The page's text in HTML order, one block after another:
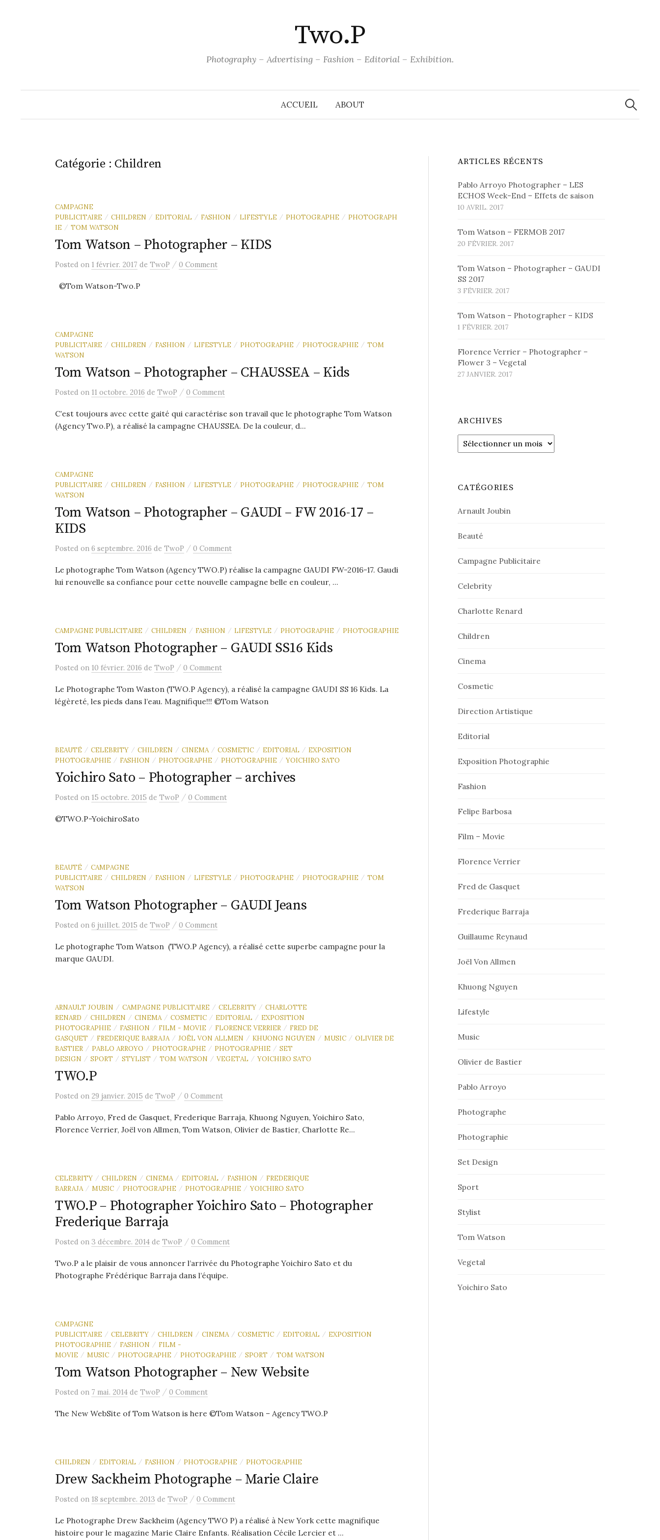
Two.P
Photography – Advertising – Fashion – Editorial – Exhibition.
ACCUEIL ABOUT
Catégorie : Children
CAMPAGNE
PUBLICITAIRE / CHILDREN / EDITORIAL / FASHION / LIFESTYLE / PHOTOGRAPHE / PHOTOGRAPH
IE / TOM WATSON
Tom Watson – Photographer – KIDS
Posted on 1 février. 2017 de TwoP / 0 Comment
©Tom Watson-Two.P
CAMPAGNE
PUBLICITAIRE / CHILDREN / FASHION / LIFESTYLE / PHOTOGRAPHE / PHOTOGRAPHIE / TOM
WATSON
Tom Watson – Photographer – CHAUSSEA – Kids
Posted on 11 octobre. 2016 de TwoP / 0 Comment
C’est toujours avec cette gaité qui caractérise son travail que le photographe Tom Watson
(Agency Two.P), a réalisé la campagne CHAUSSEA. De la couleur, d...
CAMPAGNE
PUBLICITAIRE / CHILDREN / FASHION / LIFESTYLE / PHOTOGRAPHE / PHOTOGRAPHIE / TOM
WATSON
Tom Watson – Photographer – GAUDI – FW 2016-17 –
KIDS
Posted on 6 septembre. 2016 de TwoP / 0 Comment
Le photographe Tom Watson (Agency TWO.P) réalise la campagne GAUDI FW-2016-17. Gaudi
lui renouvelle sa confiance pour cette nouvelle campagne belle en couleur, ...
CAMPAGNE PUBLICITAIRE / CHILDREN / FASHION / LIFESTYLE / PHOTOGRAPHE / PHOTOGRAPHIE
Tom Watson Photographer – GAUDI SS16 Kids
Posted on 10 février. 2016 de TwoP / 0 Comment
Le Photographe Tom Waston (TWO.P Agency), a réalisé la campagne GAUDI SS 16 Kids. La
légèreté, les pieds dans l’eau. Magnifique!!! ©Tom Watson
BEAUTÉ / CELEBRITY / CHILDREN / CINEMA / COSMETIC / EDITORIAL / EXPOSITION
PHOTOGRAPHIE / FASHION / PHOTOGRAPHE / PHOTOGRAPHIE / YOICHIRO SATO
Yoichiro Sato – Photographer – archives
Posted on 15 octobre. 2015 de TwoP / 0 Comment
©TWO.P-YoichiroSato
BEAUTÉ / CAMPAGNE
PUBLICITAIRE / CHILDREN / FASHION / LIFESTYLE / PHOTOGRAPHE / PHOTOGRAPHIE / TOM
WATSON
Tom Watson Photographer – GAUDI Jeans
Posted on 6 juillet. 2015 de TwoP / 0 Comment
Le photographe Tom Watson (TWO.P Agency), a réalisé cette superbe campagne pour la
marque GAUDI.
ARNAULT JOUBIN / CAMPAGNE PUBLICITAIRE / CELEBRITY / CHARLOTTE
RENARD / CHILDREN / CINEMA / COSMETIC / EDITORIAL / EXPOSITION
PHOTOGRAPHIE / FASHION / FILM - MOVIE / FLORENCE VERRIER / FRED DE
GASQUET / FREDERIQUE BARRAJA / JOËL VON ALLMEN / KHUONG NGUYEN / MUSIC / OLIVIER DE
BASTIER / PABLO ARROYO / PHOTOGRAPHE / PHOTOGRAPHIE / SET
DESIGN / SPORT / STYLIST / TOM WATSON / VEGETAL / YOICHIRO SATO
TWO.P
Posted on 29 janvier. 2015 de TwoP / 0 Comment
Pablo Arroyo, Fred de Gasquet, Frederique Barraja, Khuong Nguyen, Yoichiro Sato,
Florence Verrier, Joël von Allmen, Tom Watson, Olivier de Bastier, Charlotte Re...
CELEBRITY / CHILDREN / CINEMA / EDITORIAL / FASHION / FREDERIQUE
BARRAJA / MUSIC / PHOTOGRAPHE / PHOTOGRAPHIE / YOICHIRO SATO
TWO.P – Photographer Yoichiro Sato – Photographer
Frederique Barraja
Posted on 3 décembre. 2014 de TwoP / 0 Comment
Two.P a le plaisir de vous annoncer l’arrivée du Photographe Yoichiro Sato et du
Photographe Frédérique Barraja dans l’équipe.
CAMPAGNE
PUBLICITAIRE / CELEBRITY / CHILDREN / CINEMA / COSMETIC / EDITORIAL / EXPOSITION
PHOTOGRAPHIE / FASHION / FILM -
MOVIE / MUSIC / PHOTOGRAPHE / PHOTOGRAPHIE / SPORT / TOM WATSON
Tom Watson Photographer – New Website
Posted on 7 mai. 2014 de TwoP / 0 Comment
The New WebSite of Tom Watson is here ©Tom Watson – Agency TWO.P
CHILDREN / EDITORIAL / FASHION / PHOTOGRAPHE / PHOTOGRAPHIE
Drew Sackheim Photographe – Marie Claire
Posted on 18 septembre. 2013 de TwoP / 0 Comment
Le Photographe Drew Sackheim (Agency TWO P) a réalisé à New York cette magnifique
histoire pour le magazine Marie Claire Enfants. Réalisation Cécile Lercier et ...
ARTICLES RÉCENTS
Pablo Arroyo Photographer – LES
ECHOS Week-End – Effets de saison
10 AVRIL. 2017
Tom Watson – FERMOB 2017
20 FÉVRIER. 2017
Tom Watson – Photographer – GAUDI
SS 2017
3 FÉVRIER. 2017
Tom Watson – Photographer – KIDS
1 FÉVRIER. 2017
Florence Verrier – Photographer –
Flower 3 – Vegetal
27 JANVIER. 2017
ARCHIVES
Archives
CATÉGORIES
Arnault Joubin
Beauté
Campagne Publicitaire
Celebrity
Charlotte Renard
Children
Cinema
Cosmetic
Direction Artistique
Editorial
Exposition Photographie
Fashion
Felipe Barbosa
Film – Movie
Florence Verrier
Fred de Gasquet
Frederique Barraja
Guillaume Reynaud
Joël Von Allmen
Khuong Nguyen
Lifestyle
Music
Olivier de Bastier
Pablo Arroyo
Photographe
Photographie
Set Design
Sport
Stylist
Tom Watson
Vegetal
Yoichiro Sato